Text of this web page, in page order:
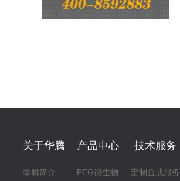
关于华腾
华腾简介
产品中心
PEG衍生物
技术服务
定制合成服务